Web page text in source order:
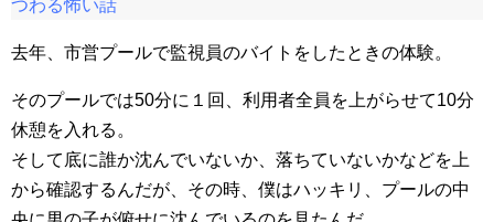
つわる怖い話
去年、市営プールで監視員のバイトをしたときの体験。
そのプールでは50分に１回、利用者全員を上がらせて10分
休憩を入れる。
そして底に誰か沈んでいないか、落ちていないかなどを上
から確認するんだが、その時、僕はハッキリ、プールの中